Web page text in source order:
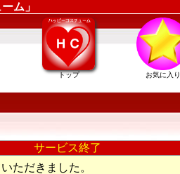
ム」
トップ お気に入り
サービス終了
ただきました。